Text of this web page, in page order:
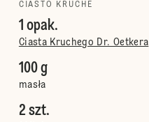
CIASTO KRUCHE
1 opak.
Ciasta Kruchego Dr. Oetkera
100 g
masła
2 szt.